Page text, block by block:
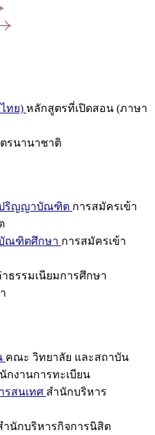
ทย) หลักสูตรที่เปิดสอน (ภาษา
รนานาชาติ
ปริญญาบัณฑิต การสมัครเข้า
บัณฑิตศึกษา การสมัครเข้า
ธรรมเนียมการศึกษา
คณะ วิทยาลัย และสถาบัน
กงานการทะเบียน
รสนเทศ สำนักบริหาร
ำนักบริหารกิจการนิสิต